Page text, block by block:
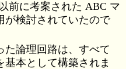
前に考案された ABC マ
が検討されていたので
た論理回路は、すべて
基本として構築されま